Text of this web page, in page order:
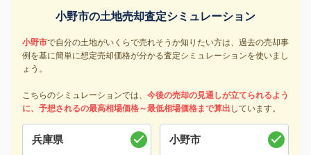
小野市の土地売却査定シミュレーション
小野市で自分の土地がいくらで売れそうか知りたい方は、過去の売却事
例を基に簡単に想定売却価格が分かる査定シミュレーションを使いまし
ょう。
こちらのシミュレーションでは、 今後の売却の見通しが立てられるよう
に、予想されるの最高相場価格～最低相場価格まで算出 しています。